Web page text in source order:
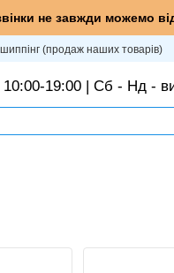
не завжди можемо
(продаж наших товарів)
19:00 | Сб - Нд -